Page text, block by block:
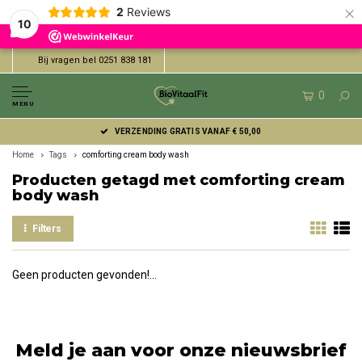
10
2 Reviews ×
Bij vragen bel 0251 838 181
MENU
0
VERZENDING GRATIS VANAF € 50,00
Home Tags comforting cream body wash
Producten getagd met comforting cream
body wash
Filters
Geen producten gevonden!...
Meld je aan voor onze nieuwsbrief